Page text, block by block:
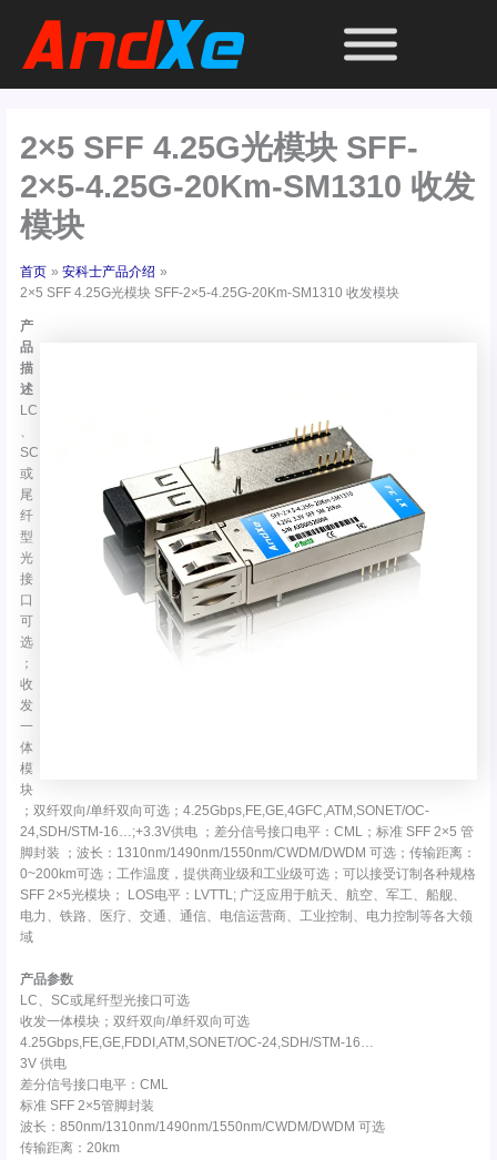
2×5 SFF 4.25G光模块 SFF-
2×5-4.25G-20Km-SM1310 收发
模块
首页
安科士产品介绍
2×5 SFF 4.25G光模块 SFF-2×5-4.25G-20Km-SM1310 收发模块
产
品
描
述
LC
、
SC
或
尾
纤
型
光
接
口
可
选
；
收
发
一
体
模
块
；双纤双向/单纤双向可选；4.25Gbps,FE,GE,4GFC,ATM,SONET/OC-
24,SDH/STM-16…;+3.3V供电 ；差分信号接口电平：CML；标准 SFF 2×5 管
脚封装 ；波长：1310nm/1490nm/1550nm/CWDM/DWDM 可选；传输距离：
0~200km可选；工作温度，提供商业级和工业级可选；可以接受订制各种规格
SFF 2×5光模块； LOS电平：LVTTL; 广泛应用于航天、航空、军工、船舰、
电力、铁路、医疗、交通、通信、电信运营商、工业控制、电力控制等各大领
域
产品参数
LC、SC或尾纤型光接口可选
收发一体模块；双纤双向/单纤双向可选
4.25Gbps,FE,GE,FDDI,ATM,SONET/OC-24,SDH/STM-16…
3V 供电
差分信号接口电平：CML
标准 SFF 2×5管脚封装
波长：850nm/1310nm/1490nm/1550nm/CWDM/DWDM 可选
传输距离：20km